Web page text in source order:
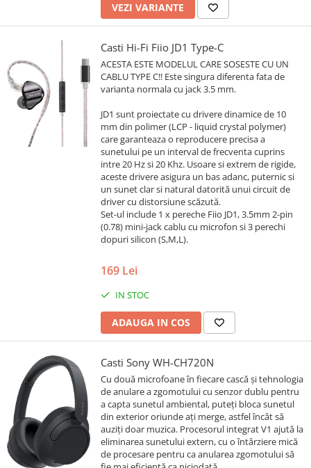
VEZI VARIANTE
Casti Hi-Fi Fiio JD1 Type-C
ACESTA ESTE MODELUL CARE SOSESTE CU UN
CABLU TYPE C!! Este singura diferenta fata de
varianta normala cu jack 3.5 mm.
JD1 sunt proiectate cu drivere dinamice de 10
mm din polimer (LCP - liquid crystal polymer)
care garanteaza o reproducere precisa a
sunetului pe un interval de frecventa cuprins
intre 20 Hz si 20 Khz. Usoare si extrem de rigide,
aceste drivere asigura un bas adanc, puternic si
un sunet clar si natural datorită unui circuit de
driver cu distorsiune scăzută.
Set-ul include 1 x pereche Fiio JD1, 3.5mm 2-pin
(0.78) mini-jack cablu cu microfon si 3 perechi
dopuri silicon (S,M,L).
169 Lei
IN STOC
ADAUGA IN COS
Casti Sony WH-CH720N
Cu două microfoane în fiecare cască și tehnologia
de anulare a zgomotului cu senzor dublu pentru
a capta sunetul ambiental, puteți bloca sunetul
din exterior oriunde ați merge, astfel încât să
auziți doar muzica. Procesorul integrat V1 ajută la
eliminarea sunetului extern, cu o întârziere mică
de procesare pentru ca anularea zgomotului să